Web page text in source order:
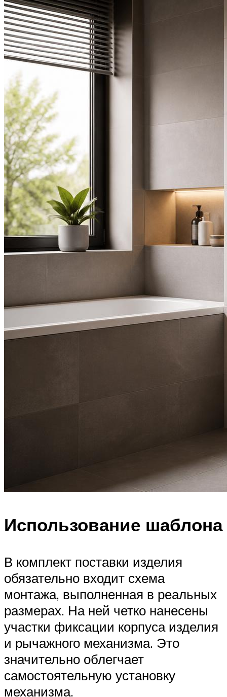
Использование шаблона
В комплект поставки изделия
обязательно входит схема
монтажа, выполненная в реальных
размерах. На ней четко нанесены
участки фиксации корпуса изделия
и рычажного механизма. Это
значительно облегчает
самостоятельную установку
механизма.